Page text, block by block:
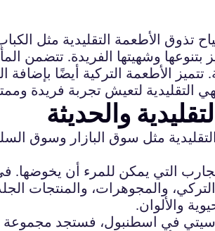
تذوق الأطعمة التقليدية مثل
وشهيتها الفريدة. تتضمن
الأطعمة التركية أيضًا
التقليدية لتعيش تجربة فريدة
والحديثة
مثل سوق البازار وسوق
التي يمكن للمرء أن يخوضها.
والمجوهرات، والمنتجات
والألوان.
في اسطنبول، فستجد مجموعة